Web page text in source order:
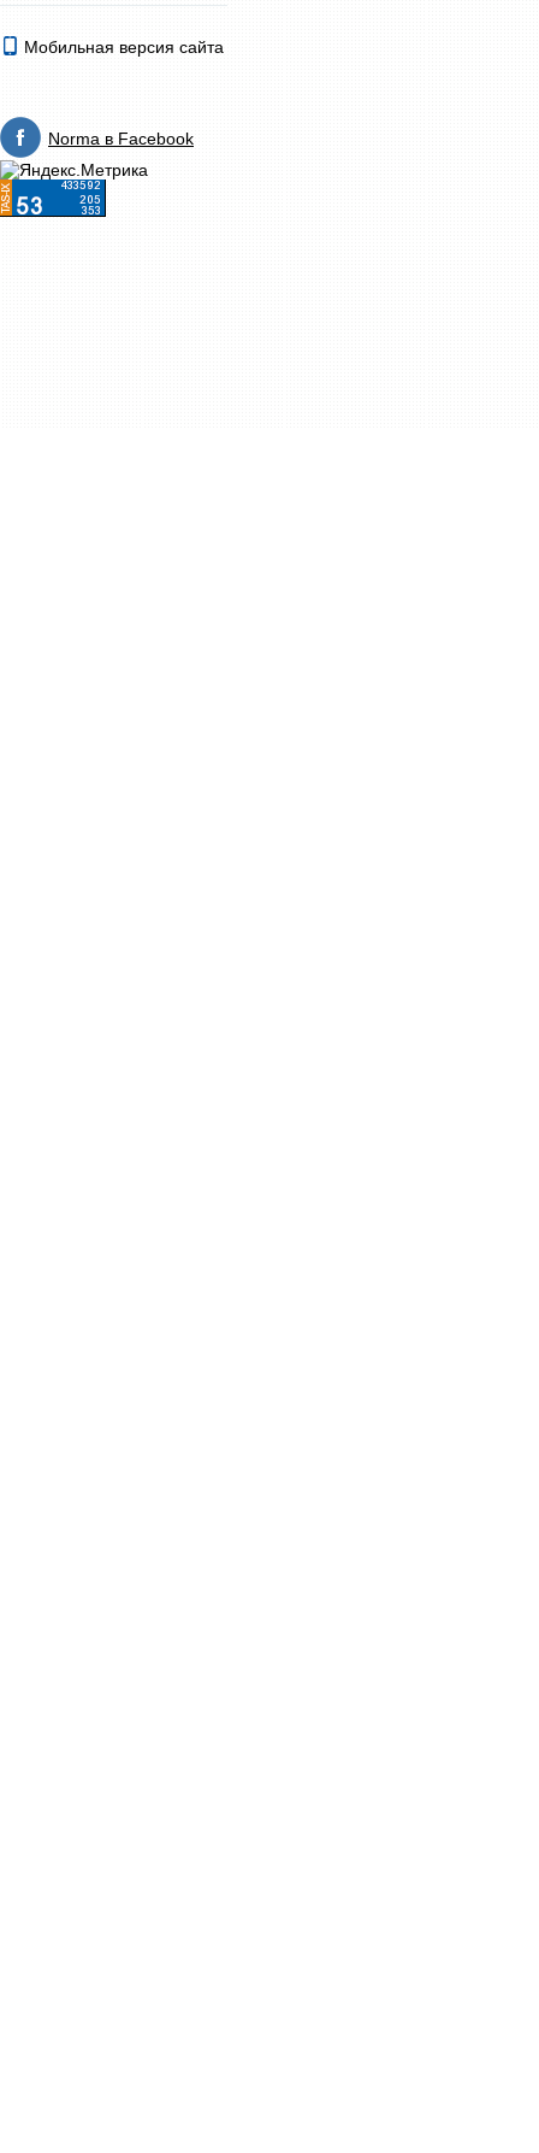
Мобильная версия сайта
Norma в Facebook